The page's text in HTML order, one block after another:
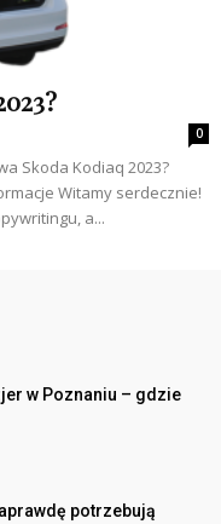
0
Skoda Kodiaq 2023?
Witamy serdecznie!
a...
w Poznaniu – gdzie
potrzebują